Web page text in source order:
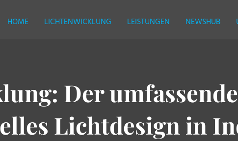
HOME LICHTENWICKLUNG LEISTUNGEN NEWSHUB
Der
Lichtdesign in